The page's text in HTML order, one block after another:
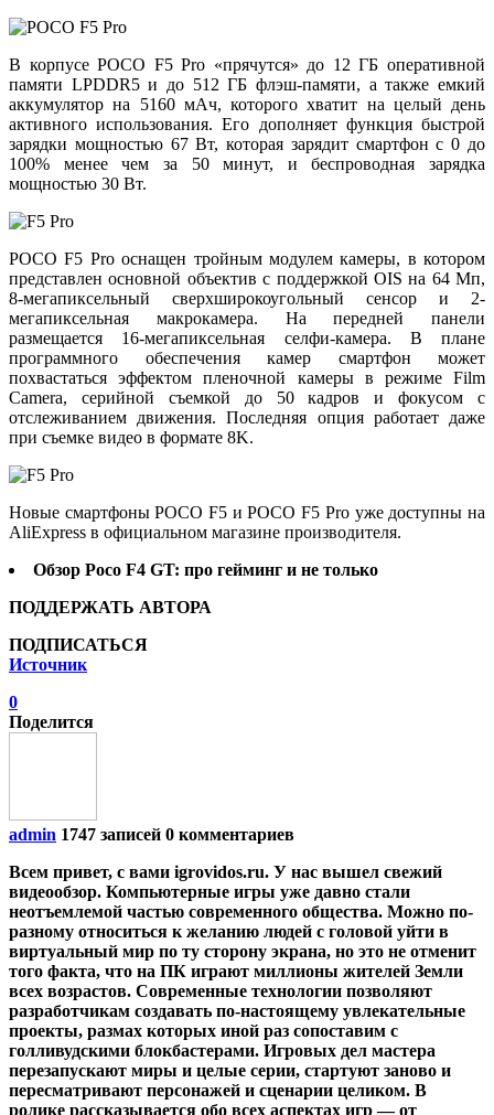
В корпусе POCO F5 Pro «прячутся» до 12 ГБ оперативной
памяти LPDDR5 и до 512 ГБ флэш-памяти, а также емкий
аккумулятор на 5160 мАч, которого хватит на целый день
активного использования. Его дополняет функция быстрой
зарядки мощностью 67 Вт, которая зарядит смартфон с 0 до
100% менее чем за 50 минут, и беспроводная зарядка
мощностью 30 Вт.
POCO F5 Pro оснащен тройным модулем камеры, в котором
представлен основной объектив с поддержкой OIS на 64 Мп,
8-мегапиксельный сверхширокоугольный сенсор и 2-
мегапиксельная макрокамера. На передней панели
размещается 16-мегапиксельная селфи-камера. В плане
программного обеспечения камер смартфон может
похвастаться эффектом пленочной камеры в режиме Film
Camera, серийной съемкой до 50 кадров и фокусом с
отслеживанием движения. Последняя опция работает даже
при съемке видео в формате 8K.
Новые смартфоны POCO F5 и POCO F5 Pro уже доступны на
AliExpress в официальном магазине производителя.
Обзор Poco F4 GT: про гейминг и не только
ПОДДЕРЖАТЬ АВТОРА
ПОДПИСАТЬСЯ
Источник
0
Поделится
admin 1747 записей 0 комментариев
Всем привет, с вами igrovidos.ru. У нас вышел свежий
видеообзор. Компьютерные игры уже давно стали
неотъемлемой частью современного общества. Можно по-
разному относиться к желанию людей с головой уйти в
виртуальный мир по ту сторону экрана, но это не отменит
того факта, что на ПК играют миллионы жителей Земли
всех возрастов. Современные технологии позволяют
разработчикам создавать по-настоящему увлекательные
проекты, размах которых иной раз сопоставим с
голливудскими блокбастерами. Игровых дел мастера
перезапускают миры и целые серии, стартуют заново и
пересматривают персонажей и сценарии целиком. В
ролике рассказывается обо всех аспектах игр — от